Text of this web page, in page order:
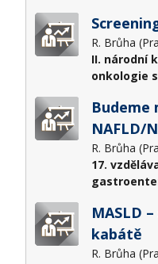
R. Brůha
II. národní
onkologie
NAFLD/
R. Brůha
17.
MASLD
kabátě
R. Brůha